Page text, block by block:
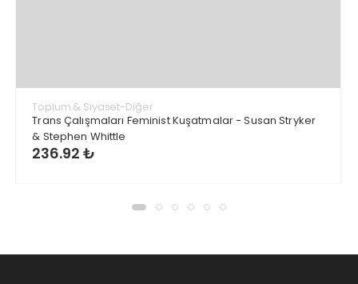
Toplum & Siyaset-Diğer
Trans Çalışmaları Feminist Kuşatmalar - Susan Stryker
& Stephen Whittle
236.92 ₺